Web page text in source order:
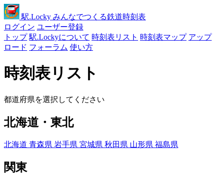
駅.Locky みんなでつくる鉄道時刻表
ログイン ユーザー登録
トップ 駅.Lockyについて 時刻表リスト 時刻表マップ アップ
ロード フォーラム 使い方
時刻表リスト
都道府県を選択してください
北海道・東北
北海道 青森県 岩手県 宮城県 秋田県 山形県 福島県
関東